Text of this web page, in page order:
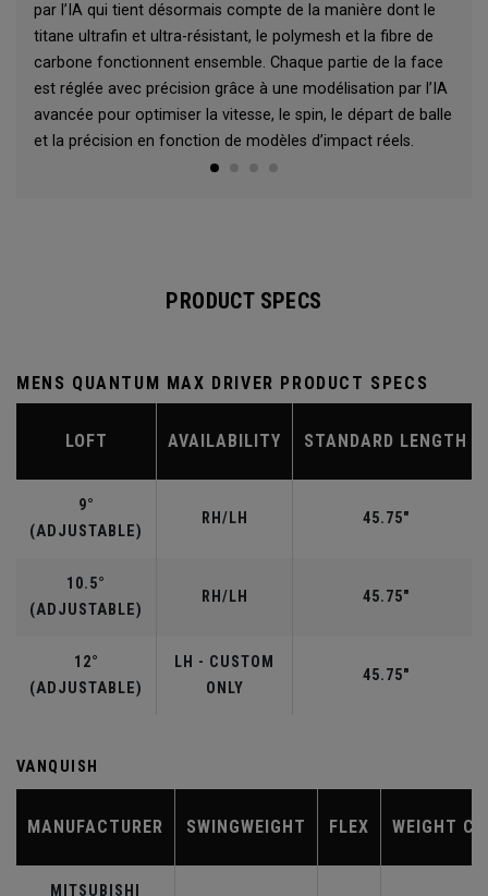
par l’IA qui tient désormais compte de la manière dont le
titane ultrafin et ultra-résistant, le polymesh et la fibre de
carbone fonctionnent ensemble. Chaque partie de la face
est réglée avec précision grâce à une modélisation par l’IA
avancée pour optimiser la vitesse, le spin, le départ de balle
et la précision en fonction de modèles d’impact réels.
PRODUCT SPECS
MENS QUANTUM MAX DRIVER PRODUCT SPECS
LOFT AVAILABILITY STANDARD LENGTH
9°
(ADJUSTABLE)
RH/LH 45.75"
10.5°
(ADJUSTABLE)
RH/LH 45.75"
12°
(ADJUSTABLE)
LH - CUSTOM
ONLY
45.75"
VANQUISH
MANUFACTURER SWINGWEIGHT FLEX WEIGHT
MITSUBISHI